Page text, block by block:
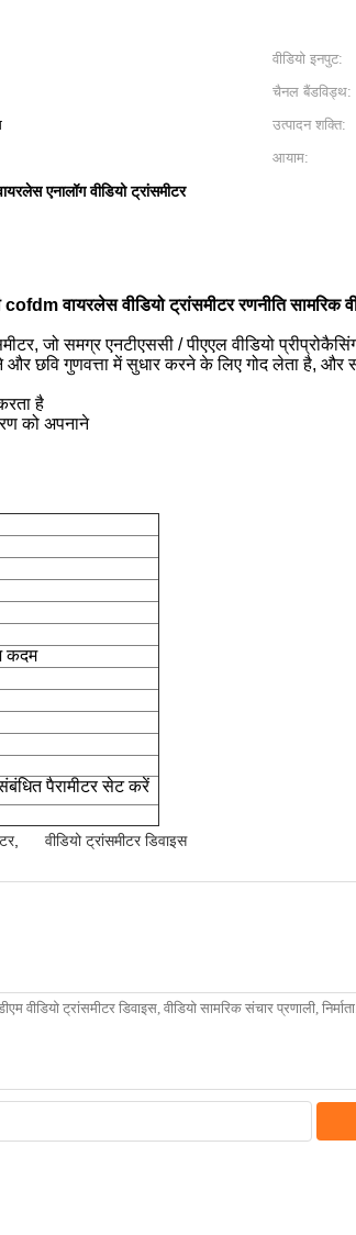
वीडियो इनपुट:
चैनल बैंडविड्थ:
उत्पादन शक्ति:
आयाम:
एनालॉग वीडियो ट्रांसमीटर
cofdm वायरलेस वीडियो ट्रांसमीटर रणनीति सामरिक
जो समग्र एनटीएससी / पीएएल वीडियो
छवि गुणवत्ता में सुधार करने के लिए गोद लेता है,
है
को अपनाने
कदम
पैरामीटर सेट करें
, वीडियो ट्रांसमीटर डिवाइस